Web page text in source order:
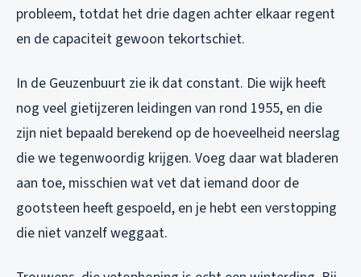
probleem, totdat het drie dagen achter elkaar regent
en de capaciteit gewoon tekortschiet.
In de Geuzenbuurt zie ik dat constant. Die wijk heeft
nog veel gietijzeren leidingen van rond 1955, en die
zijn niet bepaald berekend op de hoeveelheid neerslag
die we tegenwoordig krijgen. Voeg daar wat bladeren
aan toe, misschien wat vet dat iemand door de
gootsteen heeft gespoeld, en je hebt een verstopping
die niet vanzelf weggaat.